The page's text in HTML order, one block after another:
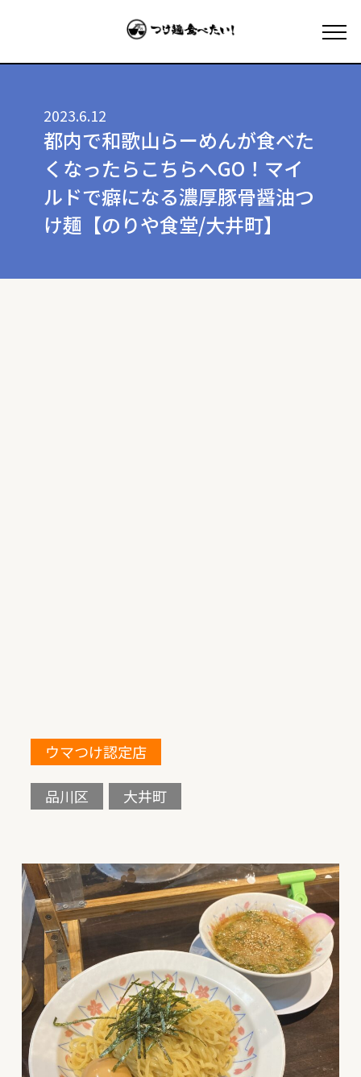
2023.6.12
都内で和歌山らーめんが食べた
くなったらこちらへGO！マイ
ルドで癖になる濃厚豚骨醤油つ
け麺【のりや食堂/大井町】
ウマつけ認定店
品川区 大井町